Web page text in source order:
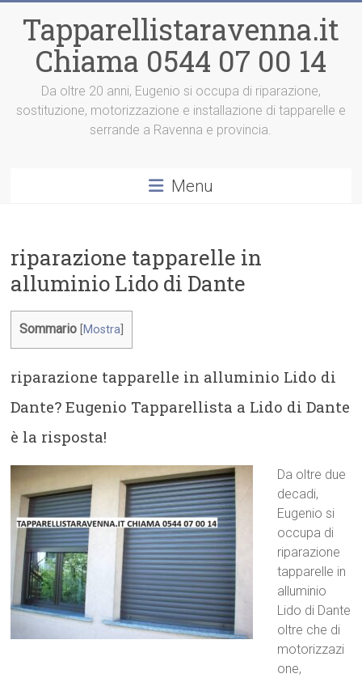
contenuto
Tapparellistaravenna.it
Chiama 0544 07 00 14
Da oltre 20 anni, Eugenio si occupa di riparazione,
sostituzione, motorizzazione e installazione di tapparelle e
serrande a Ravenna e provincia.
Menu
riparazione tapparelle in
alluminio Lido di Dante
Sommario Mostra
riparazione tapparelle in alluminio Lido di
Dante? Eugenio Tapparellista a Lido di Dante
è la risposta!
Da oltre due
decadi,
Eugenio si
occupa di
riparazione
tapparelle in
alluminio
Lido di Dante
oltre che di
motorizzazi
one,